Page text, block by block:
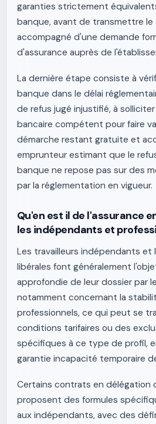
garanties strictement
banque, avant de transmettre le
accompagné d'une demande
d'assurance auprès de
La dernière étape consiste à
banque dans le délai
de refus jugé injustifié, à
bancaire compétent pour faire
démarche restant gratuite et
emprunteur estimant que le
banque ne repose pas sur des
par la réglementation en vigueur.
Qu'en est il de l'assurance
les indépendants et
Les travailleurs indépendants et
libérales font généralement
approfondie de leur dossier par
notamment concernant la
professionnels, ce qui peut se
conditions tarifaires ou des
spécifiques à ce type de profil,
garantie incapacité temporaire
Certains contrats en délégation
proposent des formules
aux indépendants, avec des